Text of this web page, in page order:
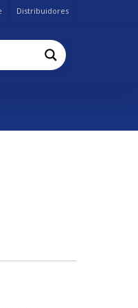
Distribuidores